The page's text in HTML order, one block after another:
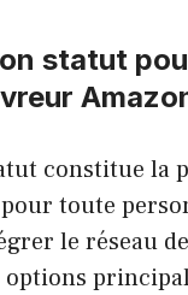
statut
constitue la
toute
le réseau